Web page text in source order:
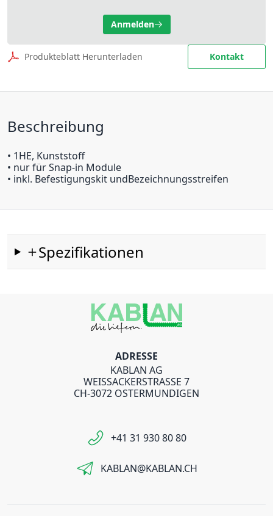
Anmelden
Produkteblatt Herunterladen Kontakt
Beschreibung
• 1HE, Kunststoff
• nur für Snap-in Module
• inkl. Befestigungskit undBezeichnungsstreifen
Spezifikationen
ADRESSE
KABLAN AG
WEISSACKERSTRASSE 7
CH-3072 OSTERMUNDIGEN
+41 31 930 80 80
KABLAN@KABLAN.CH